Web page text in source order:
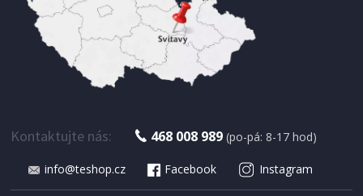
179 Kč
SUŠIČKA OVOCE S ČASOVAČEM
Kontaktujte nás: 468 008 989 (po-pá: 8-17 hod)
info@teshop.cz Facebook Instagram